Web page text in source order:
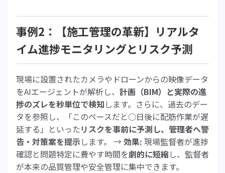
事例2：【施工管理の革新】リアルタ
イム進捗モニタリングとリスク予測
現場に設置されたカメラやドローンからの映像データ
をAIエージェントが解析し、 計画（BIM）と実際の進
捗のズレを秒単位で検知 します。さらに、過去のデー
タを参照し、「このペースだと○日後に配筋作業が遅
延する」といったリスクを事前に予測し、管理者へ警
告・対策案を提示します。 →効果: 現場監督者が進捗
確認と問題特定に費やす時間を劇的に短縮 し、監督者
が本来の品質管理や安全管理に集中できます。